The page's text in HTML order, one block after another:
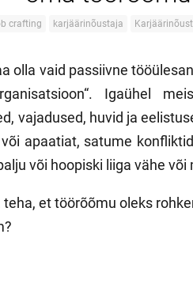
crafting karjäärinõustaja
olla vaid passiivne
Igaühel
vajadused, huvid ja
apaatiat, satume
või hoopiski liiga vähe
et töörõõmu oleks